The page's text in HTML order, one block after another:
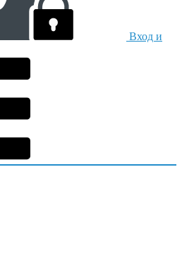
Вход и